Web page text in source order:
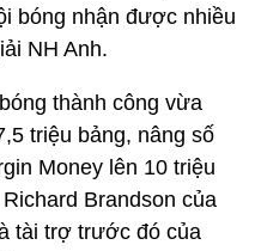
bóng nhận được nhiều
NH Anh.
thành công vừa
triệu bảng, nâng số
Money lên 10 triệu
Brandson của
tài trợ trước đó của